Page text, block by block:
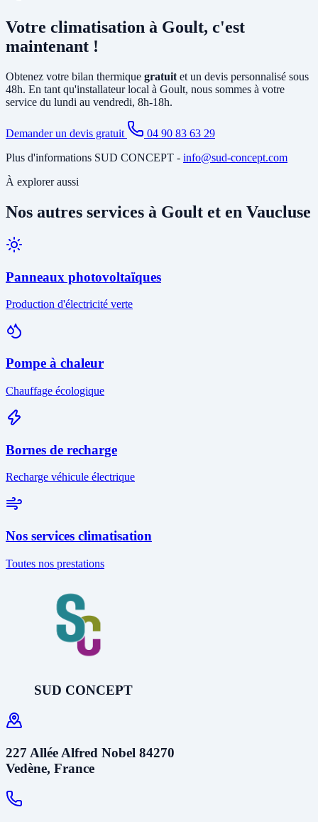
une chaudière gaz ou fioul et est éligible à MaPrimeRénov'.
proposons descontrats de maintenanceà Goult incluant le
nettoyage des filtres, la vérification du circuit frigorifique, le contrôle
des performances et la recharge éventuelle du fluide.
Votre climatisation à Goult, c'est
maintenant !
Obtenez votre bilan thermique gratuit et un devis personnalisé sous
48h. En tant qu'installateur local à Goult, nous sommes à votre
service du lundi au vendredi, 8h-18h.
Demander un devis gratuit
04 90 83 63 29
Plus d'informations SUD CONCEPT - info@sud-concept.com
À explorer aussi
Nos autres services à Goult et en Vaucluse
Panneaux photovoltaïques
Production d'électricité verte
Pompe à chaleur
Chauffage écologique
Bornes de recharge
Recharge véhicule électrique
Nos services climatisation
Toutes nos prestations
SUD CONCEPT
227 Allée Alfred Nobel 84270
Vedène, France